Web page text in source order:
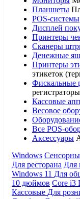
Планшеты
POS-системы
Дисплей
Принтеры
Сканеры
Денежные
Принтеры
этикеток
Фискальные
регистраторы
Кассовые
Весовое
Все POS-
Аксессуары
Windows
Для ресторана Для
Windows 11 Для
10 дюймов Core i3
Кассовые Для